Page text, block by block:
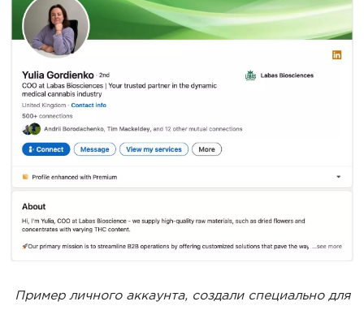
Пример личного аккаунта, создали специально для